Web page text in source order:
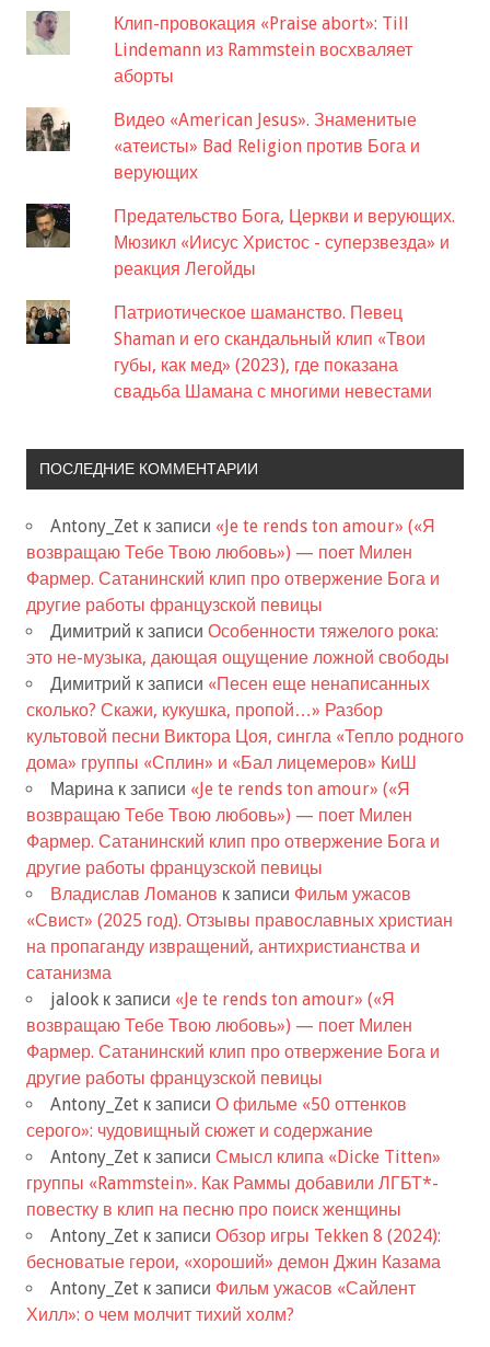
Клип-провокация «Praise abort»: Till
Lindemann из Rammstein восхваляет
аборты
Видео «American Jesus». Знаменитые
«атеисты» Bad Religion против Бога и
верующих
Предательство Бога, Церкви и верующих.
Мюзикл «Иисус Христос - суперзвезда» и
реакция Легойды
Патриотическое шаманство. Певец
Shaman и его скандальный клип «Твои
губы, как мед» (2023), где показана
свадьба Шамана с многими невестами
ПОСЛЕДНИЕ КОММЕНТАРИИ
Antony_Zet к записи «Je te rends ton amour» («Я
возвращаю Тебе Твою любовь») — поет Милен
Фармер. Сатанинский клип про отвержение Бога и
другие работы французской певицы
Димитрий к записи Особенности тяжелого рока:
это не-музыка, дающая ощущение ложной свободы
Димитрий к записи «Песен еще ненаписанных
сколько? Скажи, кукушка, пропой…» Разбор
культовой песни Виктора Цоя, сингла «Тепло родного
дома» группы «Сплин» и «Бал лицемеров» КиШ
Марина к записи «Je te rends ton amour» («Я
возвращаю Тебе Твою любовь») — поет Милен
Фармер. Сатанинский клип про отвержение Бога и
другие работы французской певицы
Владислав Ломанов к записи Фильм ужасов
«Свист» (2025 год). Отзывы православных христиан
на пропаганду извращений, антихристианства и
сатанизма
jalook к записи «Je te rends ton amour» («Я
возвращаю Тебе Твою любовь») — поет Милен
Фармер. Сатанинский клип про отвержение Бога и
другие работы французской певицы
Antony_Zet к записи О фильме «50 оттенков
серого»: чудовищный сюжет и содержание
Antony_Zet к записи Смысл клипа «Dicke Titten»
группы «Rammstein». Как Раммы добавили ЛГБТ*-
повестку в клип на песню про поиск женщины
Antony_Zet к записи Обзор игры Tekken 8 (2024):
бесноватые герои, «хороший» демон Джин Казама
Antony_Zet к записи Фильм ужасов «Сайлент
Хилл»: о чем молчит тихий холм?